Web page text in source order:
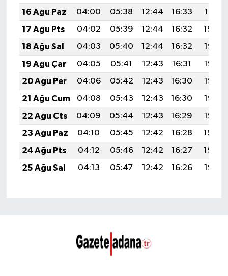
16 Ağu Paz
04:00 05:38 12:44 16:33
19:41
17 Ağu Pts
04:02 05:39 12:44 16:32
19:39
18 Ağu Sal
04:03 05:40 12:44 16:32
19:38
19 Ağu Çar
04:05 05:41 12:43 16:31
19:36
20 Ağu Per
04:06 05:42 12:43 16:30
19:35
21 Ağu Cum
04:08 05:43 12:43 16:30
19:33
22 Ağu Cts
04:09 05:44 12:43 16:29
19:32
23 Ağu Paz
04:10 05:45 12:42 16:28
19:30
24 Ağu Pts
04:12 05:46 12:42 16:27
19:29
25 Ağu Sal
04:13 05:47 12:42 16:26 19:27